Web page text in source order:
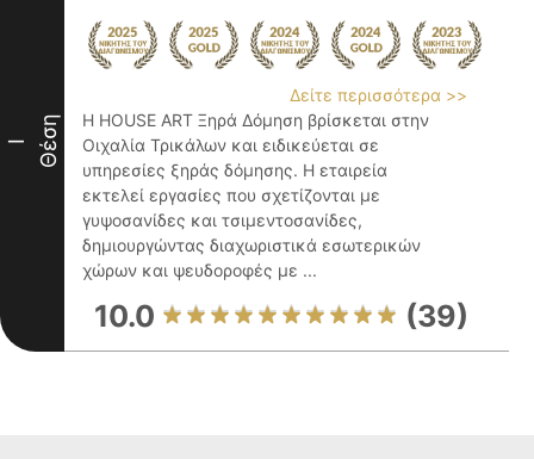
I Θέση
Δείτε περισσότερα >>
Η HOUSE ART Ξηρά Δόμηση βρίσκεται στην
Οιχαλία Τρικάλων και ειδικεύεται σε
υπηρεσίες ξηράς δόμησης. Η εταιρεία
εκτελεί εργασίες που σχετίζονται με
γυψοσανίδες και τσιμεντοσανίδες,
δημιουργώντας διαχωριστικά εσωτερικών
χώρων και ψευδοροφές με ...
10.0 (39)